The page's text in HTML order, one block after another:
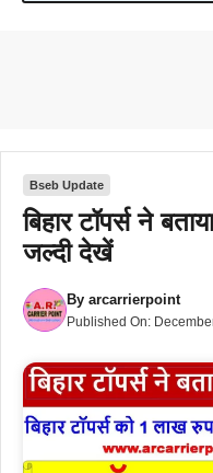
Bseb Update
बिहार टॉपर्स ने
जल्दी देखें
By arcarrierpoint
Published On: